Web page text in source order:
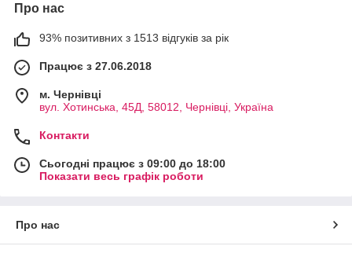
Про нас
93% позитивних з 1513 відгуків за рік
Працює з 27.06.2018
м. Чернівці
вул. Хотинська, 45Д, 58012, Чернівці, Україна
Контакти
Сьогодні працює з 09:00 до 18:00
Показати весь графік роботи
Про нас